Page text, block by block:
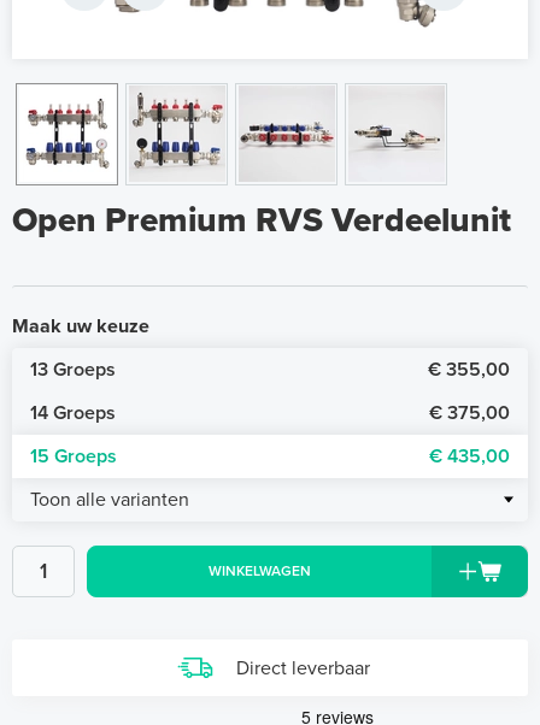
Open Premium RVS Verdeelunit
Maak uw keuze
13 Groeps
€ 355,00
14 Groeps
€ 375,00
15 Groeps
€ 435,00
Toon alle varianten
WINKELWAGEN
Direct leverbaar